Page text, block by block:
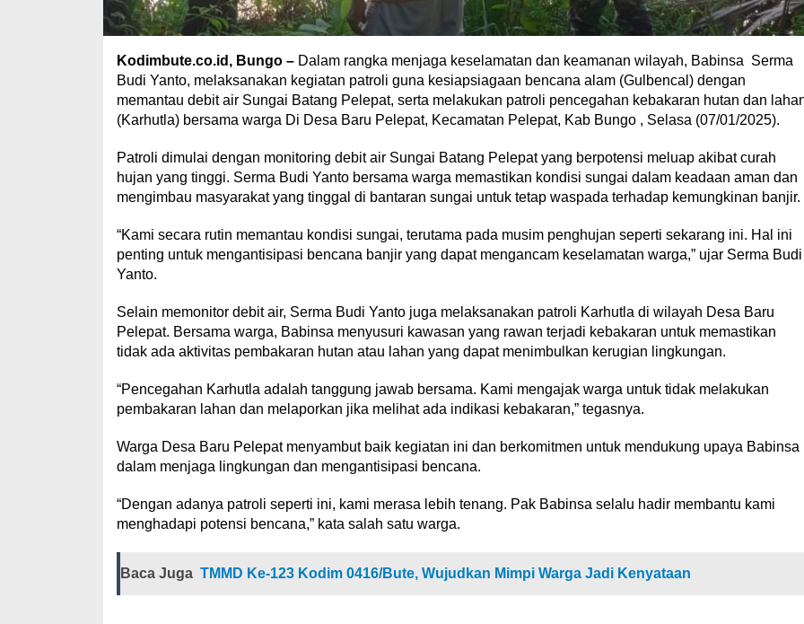
Kodimbute.co.id, Bungo – Dalam rangka menjaga keselamatan dan keamanan wilayah, Babinsa Serma
Budi Yanto, melaksanakan kegiatan patroli guna kesiapsiagaan bencana alam (Gulbencal) dengan
memantau debit air Sungai Batang Pelepat, serta melakukan patroli pencegahan kebakaran hutan dan
(Karhutla) bersama warga Di Desa Baru Pelepat, Kecamatan Pelepat, Kab Bungo , Selasa (07/01/2025).
Patroli dimulai dengan monitoring debit air Sungai Batang Pelepat yang berpotensi meluap akibat curah
hujan yang tinggi. Serma Budi Yanto bersama warga memastikan kondisi sungai dalam keadaan aman dan
mengimbau masyarakat yang tinggal di bantaran sungai untuk tetap waspada terhadap kemungkinan banjir.
“Kami secara rutin memantau kondisi sungai, terutama pada musim penghujan seperti sekarang ini. Hal ini
penting untuk mengantisipasi bencana banjir yang dapat mengancam keselamatan warga,” ujar Serma Budi
Yanto.
Selain memonitor debit air, Serma Budi Yanto juga melaksanakan patroli Karhutla di wilayah Desa Baru
Pelepat. Bersama warga, Babinsa menyusuri kawasan yang rawan terjadi kebakaran untuk memastikan
tidak ada aktivitas pembakaran hutan atau lahan yang dapat menimbulkan kerugian lingkungan.
“Pencegahan Karhutla adalah tanggung jawab bersama. Kami mengajak warga untuk tidak melakukan
pembakaran lahan dan melaporkan jika melihat ada indikasi kebakaran,” tegasnya.
Warga Desa Baru Pelepat menyambut baik kegiatan ini dan berkomitmen untuk mendukung upaya Babinsa
dalam menjaga lingkungan dan mengantisipasi bencana.
“Dengan adanya patroli seperti ini, kami merasa lebih tenang. Pak Babinsa selalu hadir membantu kami
menghadapi potensi bencana,” kata salah satu warga.
Baca Juga TMMD Ke-123 Kodim 0416/Bute, Wujudkan Mimpi Warga Jadi Kenyataan